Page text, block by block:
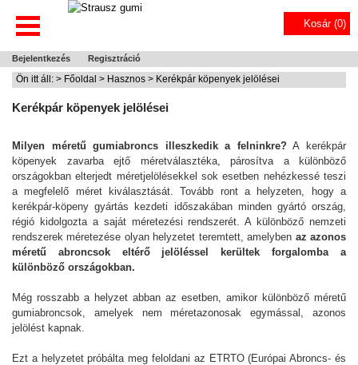
Kosár (0)
Bejelentkezés Regisztráció
Ön itt áll: > Főoldal > Hasznos > Kerékpár köpenyek jelölései
Kerékpár köpenyek jelölései
Milyen méretű gumiabroncs illeszkedik a felninkre?A kerékpár
köpenyek zavarba ejtő méretválasztéka, párosítva a különböző
országokban elterjedt méretjelölésekkel sok esetben nehézkessé teszi
a megfelelő méret kiválasztását. Tovább ront a helyzeten, hogy a
kerékpár-köpeny gyártás kezdeti időszakában minden gyártó ország,
régió kidolgozta a saját méretezési rendszerét. A különböző nemzeti
rendszerek méretezése olyan helyzetet teremtett, amelyben az azonos
méretű abroncsok eltérő jelöléssel kerültek forgalomba a
különböző országokban.
Még rosszabb a helyzet abban az esetben, amikor különböző méretű
gumiabroncsok, amelyek nem méretazonosak egymással, azonos
jelölést kapnak.
Ezt a helyzetet próbálta meg feloldani az ETRTO (Európai Abroncs- és